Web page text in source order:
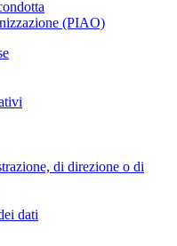
(PIAO)
di direzione o di
dati